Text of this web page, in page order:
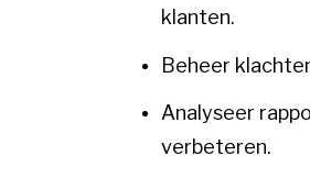
klanten.
Beheer
Analyseer
verbeteren.